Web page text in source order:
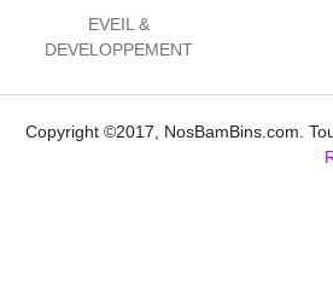
EVEIL &
DEVELOPPEMENT
Copyright ©2017, NosBamBins.com.